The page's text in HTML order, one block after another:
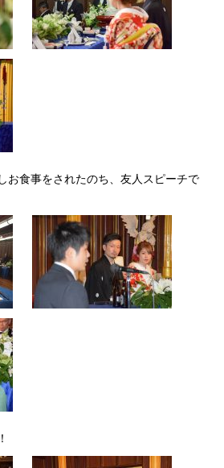
お食事をされたのち、友人スピーチで